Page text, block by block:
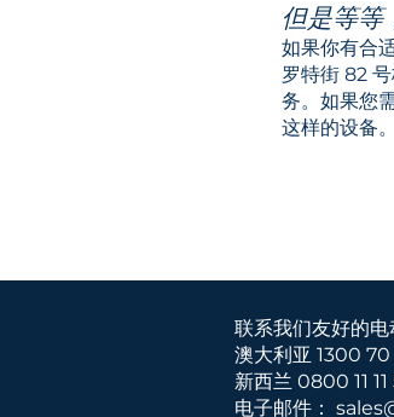
但是等
如果你有合
罗特街 82
务。如果您
这样的设备。
联系我们友好的电
澳大利亚 1300 70
新西兰 0800 11 11
电子邮件：